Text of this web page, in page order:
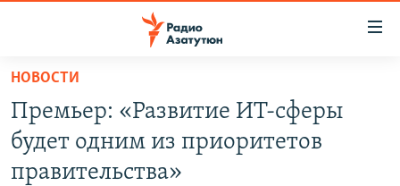
Перейти
основному
содержанию
Перейти
НОВОСТИ
ПОЛИТИКА
НОВОСТИ
Премьер: «Развитие ИТ-сферы
будет одним из приоритетов
правительства»